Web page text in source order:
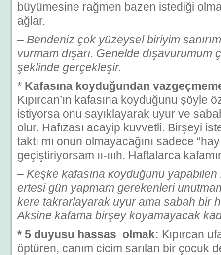
büyümesine rağmen bazen istediği
ağlar.
– Bendeniz çok yüzeysel biriyim
vurmam dışarı. Genelde dışavurumum
şeklinde gerçekleşir.
* Kafasına koyduğundan
Kıpırcan’ın kafasına koyduğunu şöyle
istiyorsa onu sayıklayarak uyur ve
olur. Hafızası acayip kuvvetli. Birşeyi
taktı mı onun olmayacağını sadece
geçiştiriyorsam ıı-ıııh. Haftalarca
– Keşke kafasına koyduğunu
ertesi gün yapmam gerekenleri
kere takrarlayarak uyur ama sabah bir
Aksine kafama birşey koyamayacak
* 5 duyusu hassas olmak: Kıpırcan
öptüren, canım cicim sarılan bir çocuk